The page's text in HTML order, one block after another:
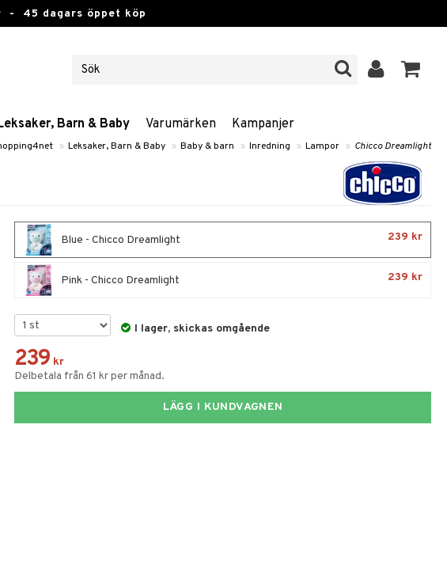
- 45 dagars öppet köp
Barn & Baby Varumärken Kampanjer
» Leksaker, Barn & Baby » Baby & barn » Inredning » Lampor » Chicco Dreamlight
Blue - Chicco Dreamlight 239 kr
Pink - Chicco Dreamlight 239 kr
I lager, skickas omgående
239 kr
Delbetala från 61 kr per månad.
LÄGG I KUNDVAGNEN